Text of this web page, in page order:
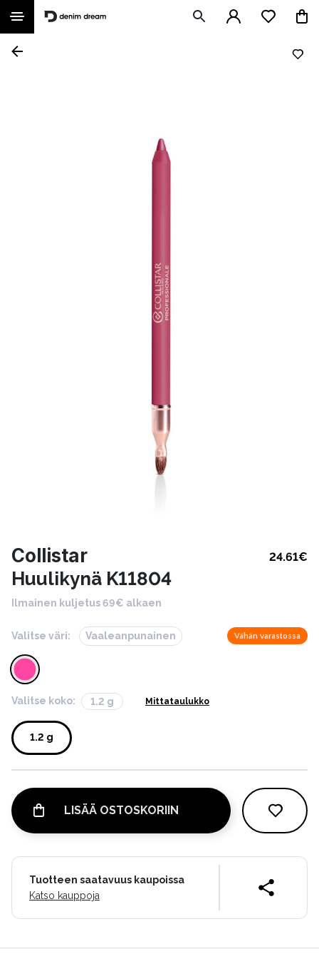
Collistar 24.61€
Huulikynä K11804
Ilmainen kuljetus 69€ alkaen
Valitse väri: Vaaleanpunainen Vähän varastossa
Valitse koko: 1.2 g Mittataulukko
1.2 g
LISÄÄ OSTOSKORIIN
Tuotteen saatavuus kaupoissa
Katso kauppoja